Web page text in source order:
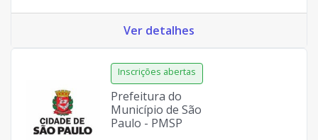
Ver detalhes
Prefeitura do
Município de São
Paulo - PMSP